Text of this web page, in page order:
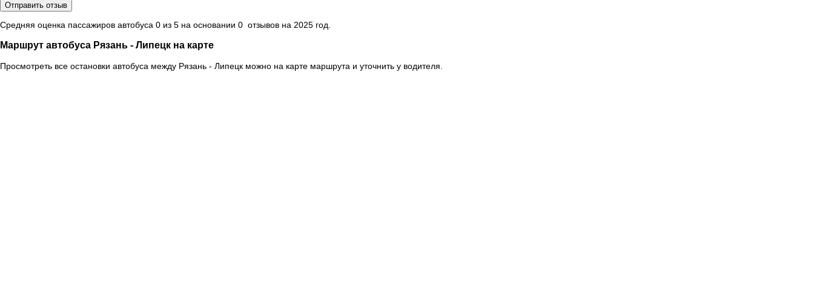
Отправить отзыв
Средняя оценка пассажиров автобуса 0 из 5 на основании 0 отзывов на 2025 год.
Маршрут автобуса Рязань - Липецк на карте
Просмотреть все остановки автобуса между Рязань - Липецк можно на карте маршрута и уточнить у водителя.